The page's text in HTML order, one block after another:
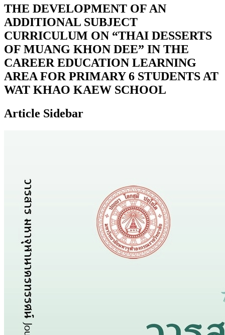
THE DEVELOPMENT OF AN
ADDITIONAL SUBJECT
CURRICULUM ON “THAI DESSERTS
OF MUANG KHON DEE” IN THE
CAREER EDUCATION LEARNING
AREA FOR PRIMARY 6 STUDENTS AT
WAT KHAO KAEW SCHOOL
Article Sidebar